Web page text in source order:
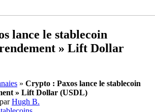
lance le stablecoin
» Lift Dollar
» Crypto : Paxos lance le stablecoin
» Lift Dollar (USDL)
parHugh B.